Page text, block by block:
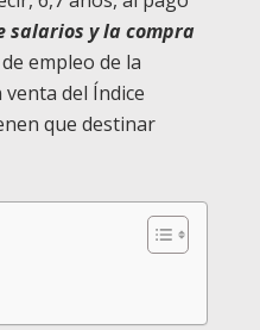
salarios y la compra
empleo de la
del Índice
que destinar